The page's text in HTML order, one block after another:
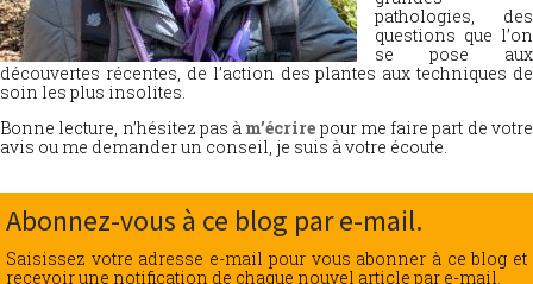
pathologies, des
questions que l’on
se pose aux
découvertes récentes, de l’action des plantes aux techniques de
soin les plus insolites.
Bonne lecture, n’hésitez pas à m’écrire pour me faire part de votre
avis ou me demander un conseil, je suis à votre écoute.
Abonnez-vous à ce blog par e-mail.
Saisissez votre adresse e-mail pour vous abonner à ce blog et
recevoir une notification de chaque nouvel article par e-mail.